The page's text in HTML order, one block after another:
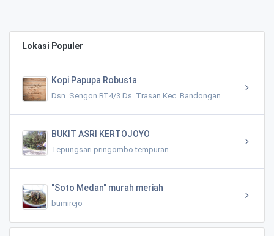
Lokasi Populer
Kopi Papupa Robusta
Dsn. Sengon RT4/3 Ds. Trasan Kec. Bandongan
BUKIT ASRI KERTOJOYO
Tepungsari pringombo tempuran
"Soto Medan" murah meriah
bumirejo